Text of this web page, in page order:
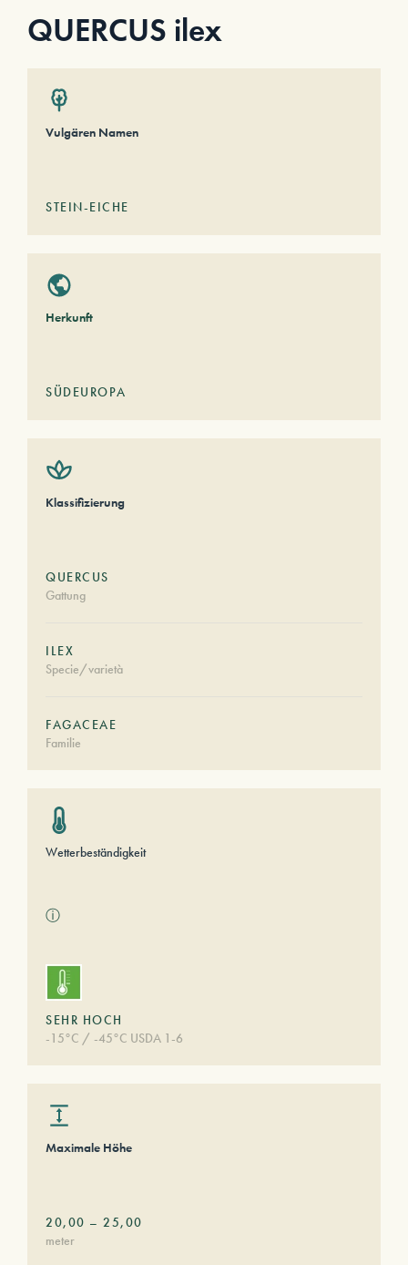
QUERCUS ilex
Vulgären Namen
STEIN-EICHE
Herkunft
SÜDEUROPA
Klassifizierung
QUERCUS
Gattung
ILEX
Specie/varietà
FAGACEAE
Familie
Wetterbeständigkeit
ⓘ
SEHR HOCH
-15°C / -45°C USDA 1-6
Maximale Höhe
20,00 – 25,00
meter